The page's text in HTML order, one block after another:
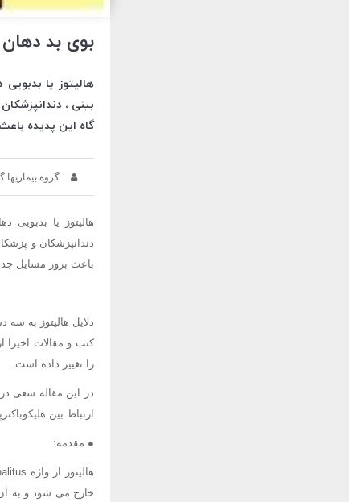
بوی بد
هالیتوز یا
بینی ،
گاه این پدیده
گروه بیماریها
هالیتوز یا
دندانپزشکان و
باعث بروز مسایل
دلایل هالیتوز به
کتب و مقالات اخیرا
را تغییر داده است.
در این مقاله سعی
ارتباط بین
● مقدمه: